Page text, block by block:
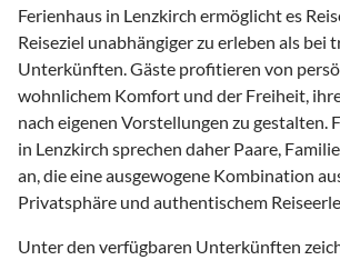
Ferienhaus in Lenzkirch ermöglicht es
Reiseziel unabhängiger zu erleben als bei
Unterkünften. Gäste profitieren von
wohnlichem Komfort und der Freiheit,
nach eigenen Vorstellungen zu gestalten.
in Lenzkirch sprechen daher Paare,
an, die eine ausgewogene Kombination
Privatsphäre und authentischem
Unter den verfügbaren Unterkünften